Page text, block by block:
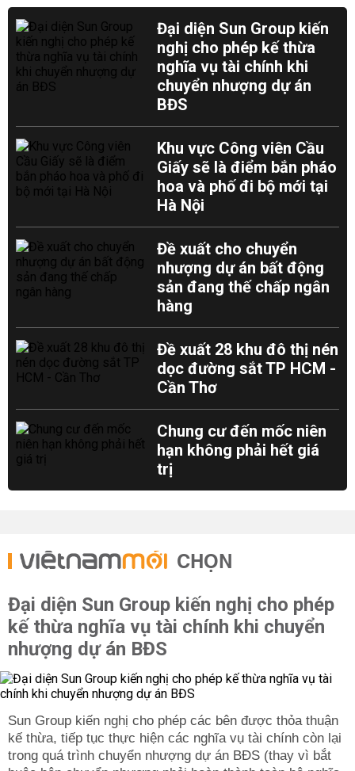
Đại diện Sun Group kiến
nghị cho phép kế thừa
nghĩa vụ tài chính khi
chuyển nhượng dự án
BĐS
Khu vực Công viên Cầu
Giấy sẽ là điểm bắn pháo
hoa và phố đi bộ mới tại
Hà Nội
Đề xuất cho chuyển
nhượng dự án bất động
sản đang thế chấp ngân
hàng
Đề xuất 28 khu đô thị nén
dọc đường sắt TP HCM -
Cần Thơ
Chung cư đến mốc niên
hạn không phải hết giá
trị
CHỌN
Đại diện Sun Group kiến nghị cho phép
kế thừa nghĩa vụ tài chính khi chuyển
nhượng dự án BĐS
Sun Group kiến nghị cho phép các bên được thỏa thuận
kế thừa, tiếp tục thực hiện các nghĩa vụ tài chính còn lại
trong quá trình chuyển nhượng dự án BĐS (thay vì bắt